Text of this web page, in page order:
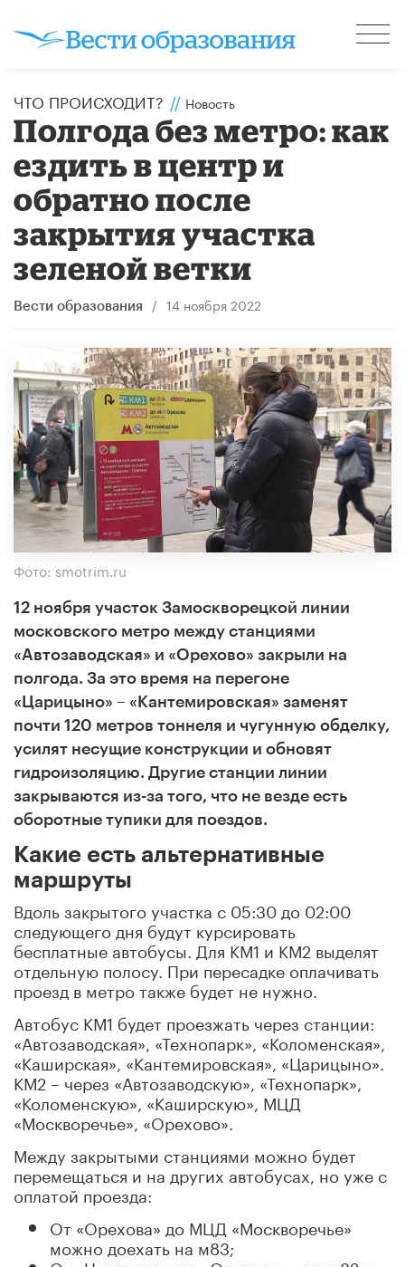
ЧТО ПРОИСХОДИТ? // Новость
Полгода без метро: как
ездить в центр и
обратно после
закрытия участка
зеленой ветки
Вести образования / 14 ноября 2022
Фото: smotrim.ru
12 ноября участок Замоскворецкой линии
московского метро между станциями
«Автозаводская» и «Орехово» закрыли на
полгода. За это время на перегоне
«Царицыно» – «Кантемировская» заменят
почти 120 метров тоннеля и чугунную обделку,
усилят несущие конструкции и обновят
гидроизоляцию. Другие станции линии
закрываются из-за того, что не везде есть
оборотные тупики для поездов.
Какие есть альтернативные
маршруты
Вдоль закрытого участка с 05:30 до 02:00
следующего дня будут курсировать
бесплатные автобусы. Для КМ1 и КМ2 выделят
отдельную полосу. При пересадке оплачивать
проезд в метро также будет не нужно.
Автобус КМ1 будет проезжать через станции:
«Автозаводская», «Технопарк», «Коломенская»,
«Каширская», «Кантемировская», «Царицыно».
КМ2 – через «Автозаводскую», «Технопарк»,
«Коломенскую», «Каширскую», МЦД
«Москворечье», «Орехово».
Между закрытыми станциями можно будет
перемещаться и на других автобусах, но уже с
оплатой проезда:
От «Орехова» до МЦД «Москворечье»
можно доехать на м83;